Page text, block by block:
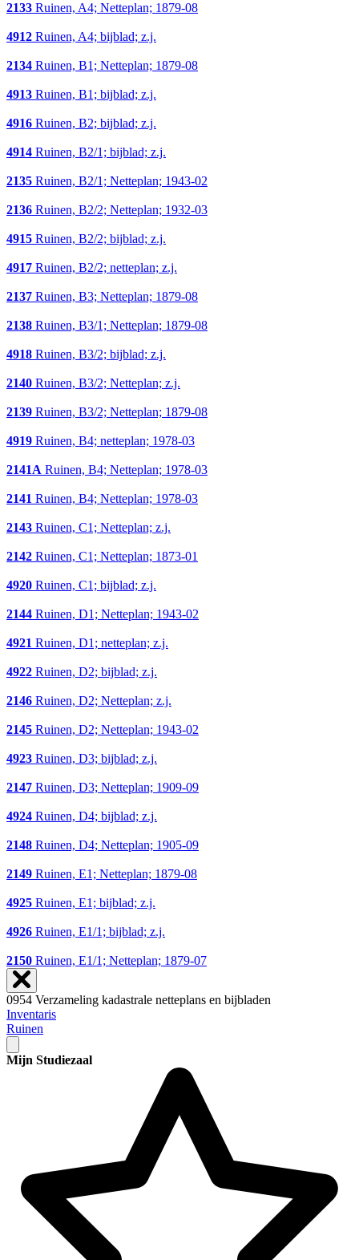
2133 Ruinen, A4; Netteplan; 1879-08
4912 Ruinen, A4; bijblad; z.j.
2134 Ruinen, B1; Netteplan; 1879-08
4913 Ruinen, B1; bijblad; z.j.
4916 Ruinen, B2; bijblad; z.j.
4914 Ruinen, B2/1; bijblad; z.j.
2135 Ruinen, B2/1; Netteplan; 1943-02
2136 Ruinen, B2/2; Netteplan; 1932-03
4915 Ruinen, B2/2; bijblad; z.j.
4917 Ruinen, B2/2; netteplan; z.j.
2137 Ruinen, B3; Netteplan; 1879-08
2138 Ruinen, B3/1; Netteplan; 1879-08
4918 Ruinen, B3/2; bijblad; z.j.
2140 Ruinen, B3/2; Netteplan; z.j.
2139 Ruinen, B3/2; Netteplan; 1879-08
4919 Ruinen, B4; netteplan; 1978-03
2141A Ruinen, B4; Netteplan; 1978-03
2141 Ruinen, B4; Netteplan; 1978-03
2143 Ruinen, C1; Netteplan; z.j.
2142 Ruinen, C1; Netteplan; 1873-01
4920 Ruinen, C1; bijblad; z.j.
2144 Ruinen, D1; Netteplan; 1943-02
4921 Ruinen, D1; netteplan; z.j.
4922 Ruinen, D2; bijblad; z.j.
2146 Ruinen, D2; Netteplan; z.j.
2145 Ruinen, D2; Netteplan; 1943-02
4923 Ruinen, D3; bijblad; z.j.
2147 Ruinen, D3; Netteplan; 1909-09
4924 Ruinen, D4; bijblad; z.j.
2148 Ruinen, D4; Netteplan; 1905-09
2149 Ruinen, E1; Netteplan; 1879-08
4925 Ruinen, E1; bijblad; z.j.
4926 Ruinen, E1/1; bijblad; z.j.
2150 Ruinen, E1/1; Netteplan; 1879-07
0954 Verzameling kadastrale netteplans en bijbladen
Inventaris
Ruinen
Mijn Studiezaal